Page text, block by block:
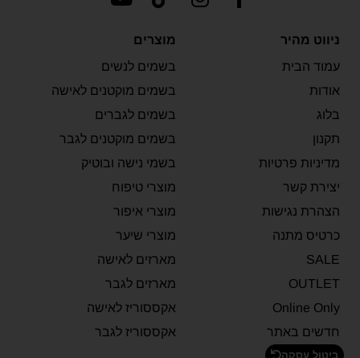
ניווט מהיר
עמוד הבית
אודות
בלוג
תקנון
מדיניות פרטיות
יצירת קשר
הצהרת נגישות
כרטיס מתנה
SALE
OUTLET
Online Only
חדשים באתר
ביטול עסקה
מוצרים
בשמים לנשים
בשמים מוקטנים לאישה
בשמים לגברים
בשמים מוקטנים לגבר
בשמי נישה ובוטיק
מוצרי טיפוח
מוצרי איפור
מוצרי שיער
מארזים לאישה
מארזים לגבר
אקססוריז לאישה
אקססוריז לגבר